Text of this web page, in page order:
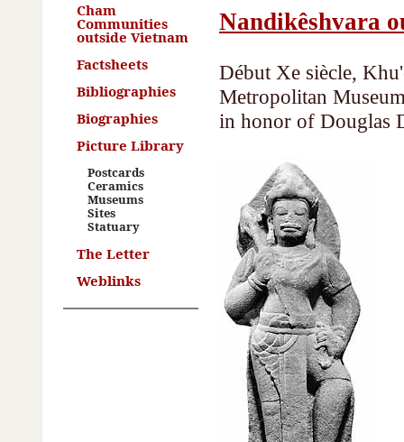
Cham
Communities
outside Vietnam
Factsheets
Bibliographies
Biographies
Picture Library
Postcards
Ceramics
Museums
Sites
Statuary
The Letter
Weblinks
Nandikêshvara
Début Xe siècle,
Metropolitan
in honor of Douglas